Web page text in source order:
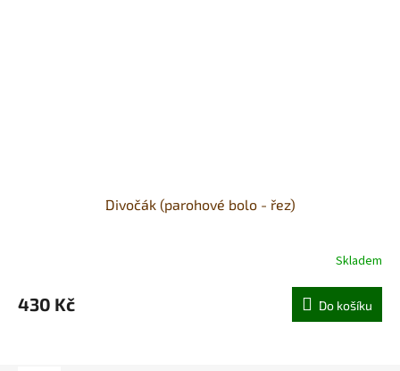
Divočák (parohové bolo - řez)
Skladem
430 Kč Do košíku